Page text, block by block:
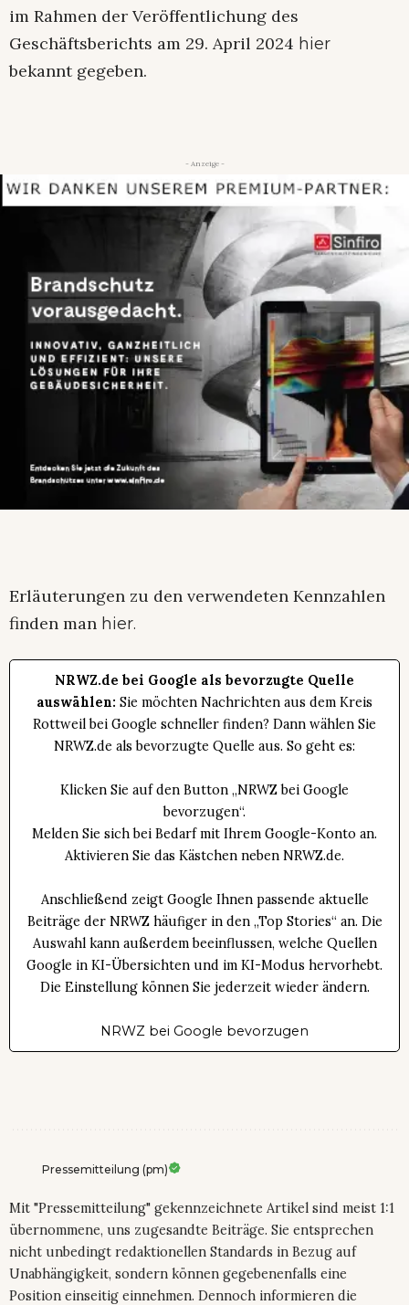
im Rahmen der Veröffentlichung des
Geschäftsberichts am 29. April 2024 hier
bekannt gegeben.
- Anzeige -
Erläuterungen zu den verwendeten Kennzahlen
finden man hier.
NRWZ.de bei Google als bevorzugte Quelle
auswählen: Sie möchten Nachrichten aus dem Kreis
Rottweil bei Google schneller finden? Dann wählen Sie
NRWZ.de als bevorzugte Quelle aus. So geht es:
Klicken Sie auf den Button „NRWZ bei Google
bevorzugen“.
Melden Sie sich bei Bedarf mit Ihrem Google-Konto an.
Aktivieren Sie das Kästchen neben NRWZ.de.
Anschließend zeigt Google Ihnen passende aktuelle
Beiträge der NRWZ häufiger in den „Top Stories“ an. Die
Auswahl kann außerdem beeinflussen, welche Quellen
Google in KI-Übersichten und im KI-Modus hervorhebt.
Die Einstellung können Sie jederzeit wieder ändern.
NRWZ bei Google bevorzugen
Pressemitteilung (pm)
Mit "Pressemitteilung" gekennzeichnete Artikel sind meist 1:1
übernommene, uns zugesandte Beiträge. Sie entsprechen
nicht unbedingt redaktionellen Standards in Bezug auf
Unabhängigkeit, sondern können gegebenenfalls eine
Position einseitig einnehmen. Dennoch informieren die